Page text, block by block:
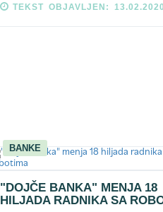
TEKST OBJAVLJEN:
BANKE
"DOJČE BANKA" MENJA 18
HILJADA RADNIKA SA